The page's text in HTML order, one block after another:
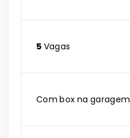
5 Vagas
Com box na garagem